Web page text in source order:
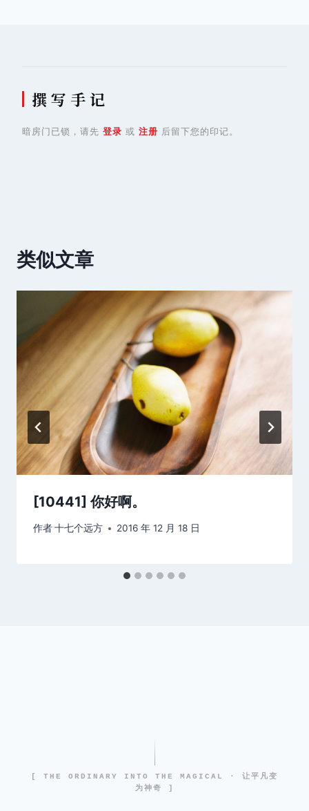
撰 写 手 记
暗房门已锁，请先 登录 或 注册 后留下您的印记。
类似文章
[10441] 你好啊。
作者十七个远方 2016 年 12 月 18 日
[ THE ORDINARY INTO THE MAGICAL · 让平凡变
为神奇 ]